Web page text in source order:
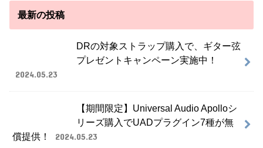
最新の投稿
DRの対象ストラップ購入で、ギター弦
プレゼントキャンペーン実施中！
2024.05.23
【期間限定】Universal Audio Apolloシ
リーズ購入でUADプラグイン7種が無
償提供！
2024.05.23